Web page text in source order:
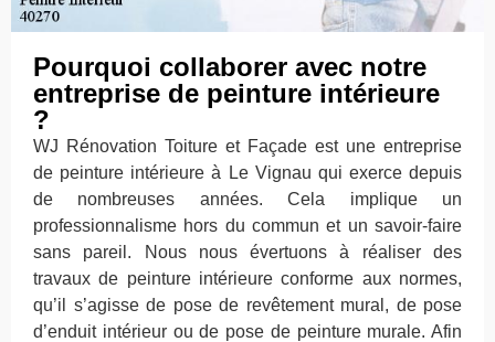
Pourquoi collaborer avec notre
entreprise de peinture intérieure
?
WJ Rénovation Toiture et Façade est une entreprise
de peinture intérieure à Le Vignau qui exerce depuis
de nombreuses années. Cela implique un
professionnalisme hors du commun et un savoir-faire
sans pareil. Nous nous évertuons à réaliser des
travaux de peinture intérieure conforme aux normes,
qu’il s’agisse de pose de revêtement mural, de pose
d’enduit intérieur ou de pose de peinture murale. Afin